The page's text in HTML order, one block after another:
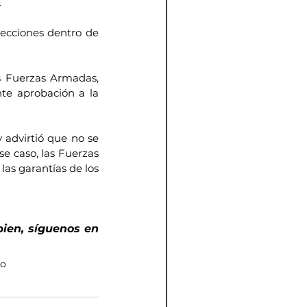
dentro de
Armadas,
aprobación a la
advirtió que no se
caso, las Fuerzas
garantías de los
síguenos en